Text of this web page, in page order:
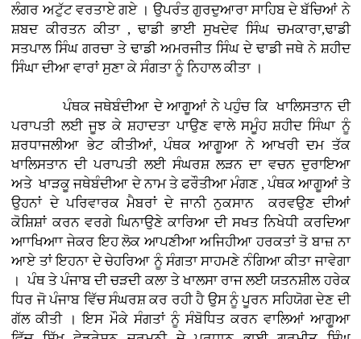
ਲੰਗਰ ਅਟੁੱਟ ਵਰਤਾਏ ਗਏ । ਉਪਰੰਤ ਗੁਰਦੁਆਰਾ ਸਾਹਿਬ ਦੇ ਬੱਚਿਆਂ ਨੇ
ਸ਼ਬਦ ਕੀਰਤਨ ਕੀਤਾ , ਢਾਡੀ ਭਾਈ ਸੁਖਦੇਵ ਸਿੰਘ ਚਮਕਾਰਾ,ਢਾਡੀ
ਸਤਪਾਲ ਸਿੰਘ ਗਰਚਾ ਤੇ ਢਾਡੀ ਅਮਰਜੀਤ ਸਿੰਘ ਦੇ ਢਾਡੀ ਜਥੇ ਨੇ ਸ਼ਹੀਦ
ਸਿੰਘਾ ਦੀਆ ਵਾਰਾਂ ਸੁਣਾ ਕੇ ਸੰਗਤਾ ਨੂੰ ਨਿਹਾਲ ਕੀਤਾ ।
ਪੰਥਕ ਜਥੇਬੰਦੀਆ ਦੇ ਆਗੂਆਂ ਨੇ ਪਹੁੰਚ ਕਿ ਖਾਲਿਸਤਾਨ ਦੀ
ਪਰਾਪਤੀ ਲਈ ਜੂਝ ਕੇ ਸ਼ਹਾਦਤਾ ਪਾਉਣ ਵਾਲੇ ਸਮੂੰਹ ਸ਼ਹੀਦ ਸਿੰਘਾ ਨੂੰ
ਸ਼ਰਧਾਜਲੀਆ ਭੇਟ ਕੀਤੀਆਂ, ਪੰਥਕ ਆਗੂਆ ਨੇ ਆਖਰੀ ਦਮ ਤੱਕ
ਖਾਲਿਸਤਾਨ ਦੀ ਪਰਾਪਤੀ ਲਈ ਸੰਘਰਸ਼ ਲੜਨ ਦਾ ਵਚਨ ਦੁਰਾਇਆ
ਅਤੇ ਖਾੜਕੂ ਜਥੇਬੰਦੀਆ ਦੇ ਨਾਮ ਤੇ ਫਰੌਤੀਆ ਮੰਗਣ , ਪੰਥਕ ਆਗੂਆਂ ਤੇ
ਉਹਨਾਂ ਦੇ ਪਰਿਵਾਰਕ ਮੈਬਰਾਂ ਦੇ ਜਾਨੀ ਨੁਕਸਾਨ ਕਰਵਉਣ ਦੀਆਂ
ਕੋਸ਼ਿਸ਼ਾਂ ਕਰਨ ਵਰਗੇ ਘਿਨਾਉਣੇ ਕਾਰਿਆ ਦੀ ਸਖਤ ਨਿਖੇਧੀ ਕਰਦਿਆ
ਆਾਖਿਆਾ ਜੇਕਰ ਇਹ ਲੋਕ ਆਪਣੀਆ ਅਜਿਹੀਆ ਹਰਕਤਾਂ ਤੋ ਬਾਜ਼ ਨਾ
ਆਏ ਤਾਂ ਇਹਨਾ ਦੇ ਚੇਹਰਿਆ ਨੂੰ ਸੰਗਤਾ ਸਾਹਮਣੇ ਨੰਗਿਆ ਕੀਤਾ ਜਾਵੇਗਾ
। ਪੰਥ ਤੇ ਪੰਜਾਬ ਦੀ ਚੜਦੀ ਕਲਾ ਤੇ ਖਾਲਸਾ ਰਾਜ ਲਈ ਯਤਨਸ਼ੀਲ ਹਰੇਕ
ਧਿਰ ਜੋ ਪੰਜਾਬ ਵਿੱਚ ਸੰਘਰਸ਼ ਕਰ ਰਹੀ ਹੈ ਉਸ ਨੂੰ ਪੂਰਨ ਸਹਿਯੋਗ ਦੇਣ ਦੀ
ਗੱਲ ਕੀਤੀ । ਇਸ ਮੌਕੇ ਸੰਗਤਾਂ ਨੂੰ ਸੰਬੋਧਿਤ ਕਰਨ ਵਾਲਿਆਂ ਆਗੂਆ